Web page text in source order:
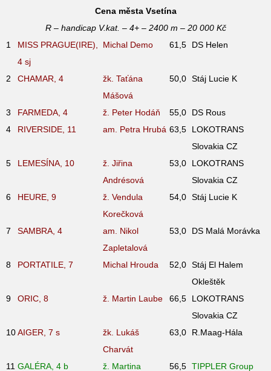
Cena města Vsetína
R – handicap V.kat. – 4+ – 2400 m – 20 000 Kč
1
MISS PRAGUE(IRE),
4 sj
Michal Demo 61,5 DS Helen
2 CHAMAR, 4
žk. Taťána
Mášová
50,0 Stáj Lucie K
3 FARMEDA, 4 ž. Peter Hodáň 55,0
DS Rous
4
RIVERSIDE, 11 am. Petra Hrubá 63,5
LOKOTRANS
Slovakia CZ
5
LEMESÍNA, 10
ž. Jiřina
Andrésová
53,0
LOKOTRANS
Slovakia CZ
6
HEURE, 9
ž. Vendula
Korečková
54,0 Stáj Lucie K
7 SAMBRA, 4
am. Nikol
Zapletalová
53,0 DS Malá Morávka
8 PORTATILE, 7 Michal Hrouda 52,0 Stáj El Halem
Okleštěk
9
ORIC, 8 ž. Martin Laube 66,5
LOKOTRANS
Slovakia CZ
10AIGER, 7 s
žk. Lukáš
Charvát
63,0 R.Maag-Hála
11 GALÉRA, 4 b ž. Martina 56,5 TIPPLER Group